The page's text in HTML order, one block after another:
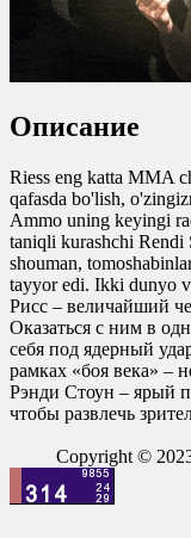
Описание
Riess eng katta MMA
qafasda bo'lish,
Ammo uning keyingi
taniqli kurashchi Rendi
shouman,
tayyor edi. Ikki dunyo
Рисс – величайший
Оказаться с ним в
себя под ядерный
рамках «боя века» –
Рэнди Стоун – ярый
чтобы развлечь
Copyright ©